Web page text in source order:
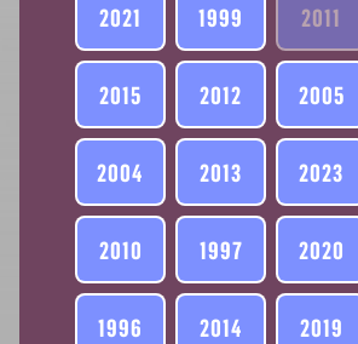
2021 1999 2011
2015 2012 2005
2004 2013 2023
2010 1997 2020
1996 2014 2019